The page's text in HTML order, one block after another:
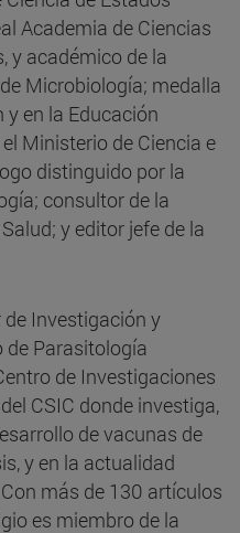
Academia de Ciencias
y académico de la
Microbiología; medalla
en la Educación
Ministerio de Ciencia e
distinguido por la
consultor de la
y editor jefe de la
de Investigación y
de Parasitología
de Investigaciones
CSIC donde investiga,
de vacunas de
y en la actualidad
más de 130 artículos
es miembro de la